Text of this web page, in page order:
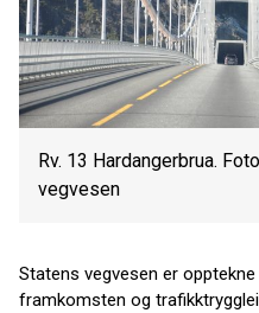
Rv. 13 Hardangerbrua.
vegvesen
Statens vegvesen er
framkomsten og